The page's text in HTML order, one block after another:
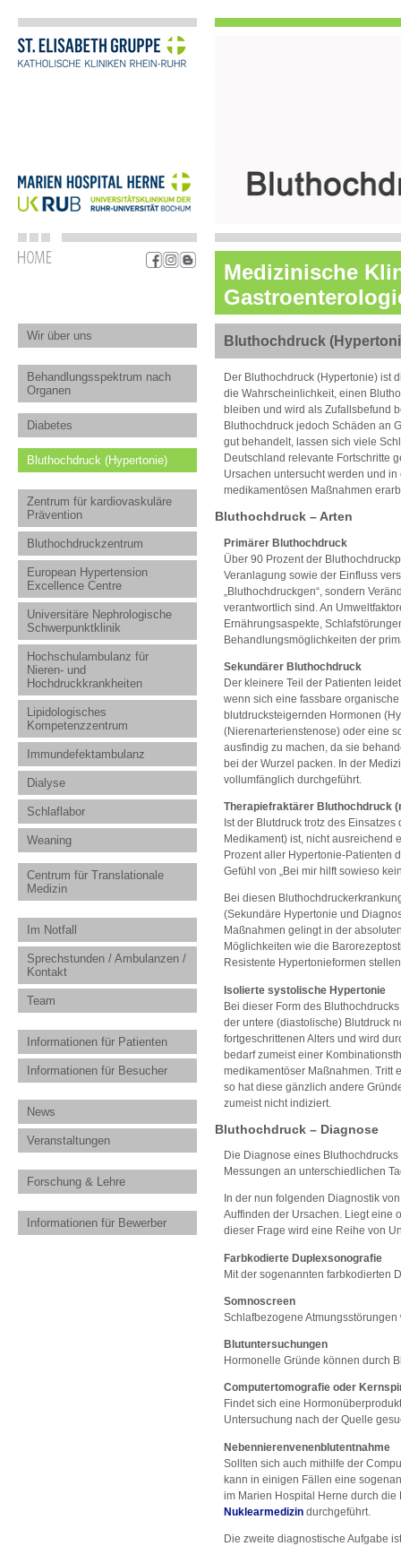
Medizinische
Wir über uns
Behandlungsspektrum nach
Organen
Diabetes
Bluthochdruck (Hypertonie)
Zentrum für kardiovaskuläre
Prävention
Bluthochdruckzentrum
European Hypertension
Excellence Centre
Universitäre Nephrologische
Schwerpunktklinik
Hochschulambulanz für
Nieren- und
Hochdruckkrankheiten
Lipidologisches
Kompetenzzentrum
Immundefektambulanz
Dialyse
Schlaflabor
Weaning
Centrum für Translationale
Medizin
Im Notfall
Sprechstunden / Ambulanzen /
Kontakt
Team
Informationen für Patienten
Informationen für Besucher
News
Veranstaltungen
Forschung & Lehre
Informationen für Bewerber
Bluthochdruck
Der Bluthochdruck (Hypertonie) ist
die Wahrscheinlichkeit, einen
bleiben und wird als Zufallsbefund
Bluthochdruck jedoch Schäden an
gut behandelt, lassen sich viele
Deutschland relevante Fortschritte
Ursachen untersucht werden und
medikamentösen Maßnahmen
Bluthochdruck – Arten
Primärer Bluthochdruck
Über 90 Prozent der
Veranlagung sowie der Einfluss
„Bluthochdruckgen“, sondern
verantwortlich sind. An
Ernährungsaspekte,
Behandlungsmöglichkeiten der
Sekundärer Bluthochdruck
Der kleinere Teil der Patienten
wenn sich eine fassbare
blutdrucksteigernden Hormonen
(Nierenarterienstenose) oder eine
ausfindig zu machen, da sie
bei der Wurzel packen. In der
vollumfänglich durchgeführt.
Therapiefraktärer Bluthochdruck
Ist der Blutdruck trotz des
Medikament) ist, nicht ausreichend
Prozent aller Hypertonie-Patienten
Gefühl von „Bei mir hilft sowieso
Bei diesen
(Sekundäre Hypertonie und
Maßnahmen gelingt in der
Möglichkeiten wie die
Resistente Hypertonieformen
Isolierte systolische Hypertonie
Bei dieser Form des
der untere (diastolische) Blutdruck
fortgeschrittenen Alters und wird
bedarf zumeist einer
medikamentöser Maßnahmen. Tritt
so hat diese gänzlich andere
zumeist nicht indiziert.
Bluthochdruck – Diagnose
Die Diagnose eines
Messungen an unterschiedlichen
In der nun folgenden Diagnostik
Auffinden der Ursachen. Liegt eine
dieser Frage wird eine Reihe von
Farbkodierte Duplexsonografie
Mit der sogenannten farbkodierten
Somnoscreen
Schlafbezogene
Blutuntersuchungen
Hormonelle Gründe können durch
Computertomografie oder
Findet sich eine
Untersuchung nach der Quelle
Nebennierenvenenblutentnahme
Sollten sich auch mithilfe der
kann in einigen Fällen eine
im Marien Hospital Herne durch
Nuklearmedizin durchgeführt.
Die zweite diagnostische Aufgabe